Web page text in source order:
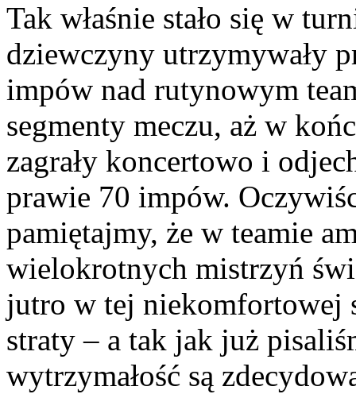
Tak właśnie stało się w
dziewczyny utrzymywały
impów nad rutynowym
segmenty meczu, aż w
zagrały koncertowo i
prawie 70 impów.
pamiętajmy, że w teamie
wielokrotnych mistrzyń
jutro w tej niekomfortowej
straty – a tak jak już
wytrzymałość są